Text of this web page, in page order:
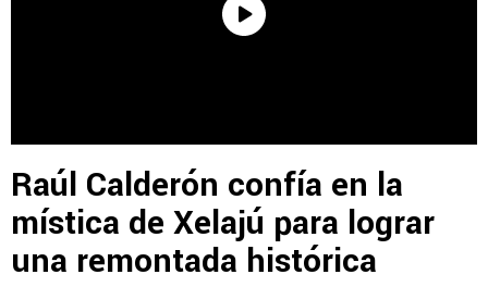
Raúl Calderón confía en la
mística de Xelajú para lograr
una remontada histórica